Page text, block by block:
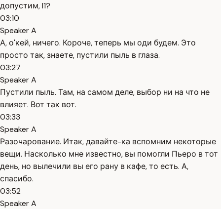
допустим, I1?
03:10
Speaker A
А, о'кей, ничего. Короче, теперь мы оди будем. Это
просто так, знаете, пустили пыль в глаза.
03:27
Speaker A
Пустили пыль. Там, на самом деле, выбор ни на что не
влияет. Вот так вот.
03:33
Speaker A
Разочарование. Итак, давайте-ка вспомним некоторые
вещи. Насколько мне известно, вы помогли Пьеро в тот
день, но вылечили вы его рану в кафе, то есть. А,
спасибо.
03:52
Speaker A